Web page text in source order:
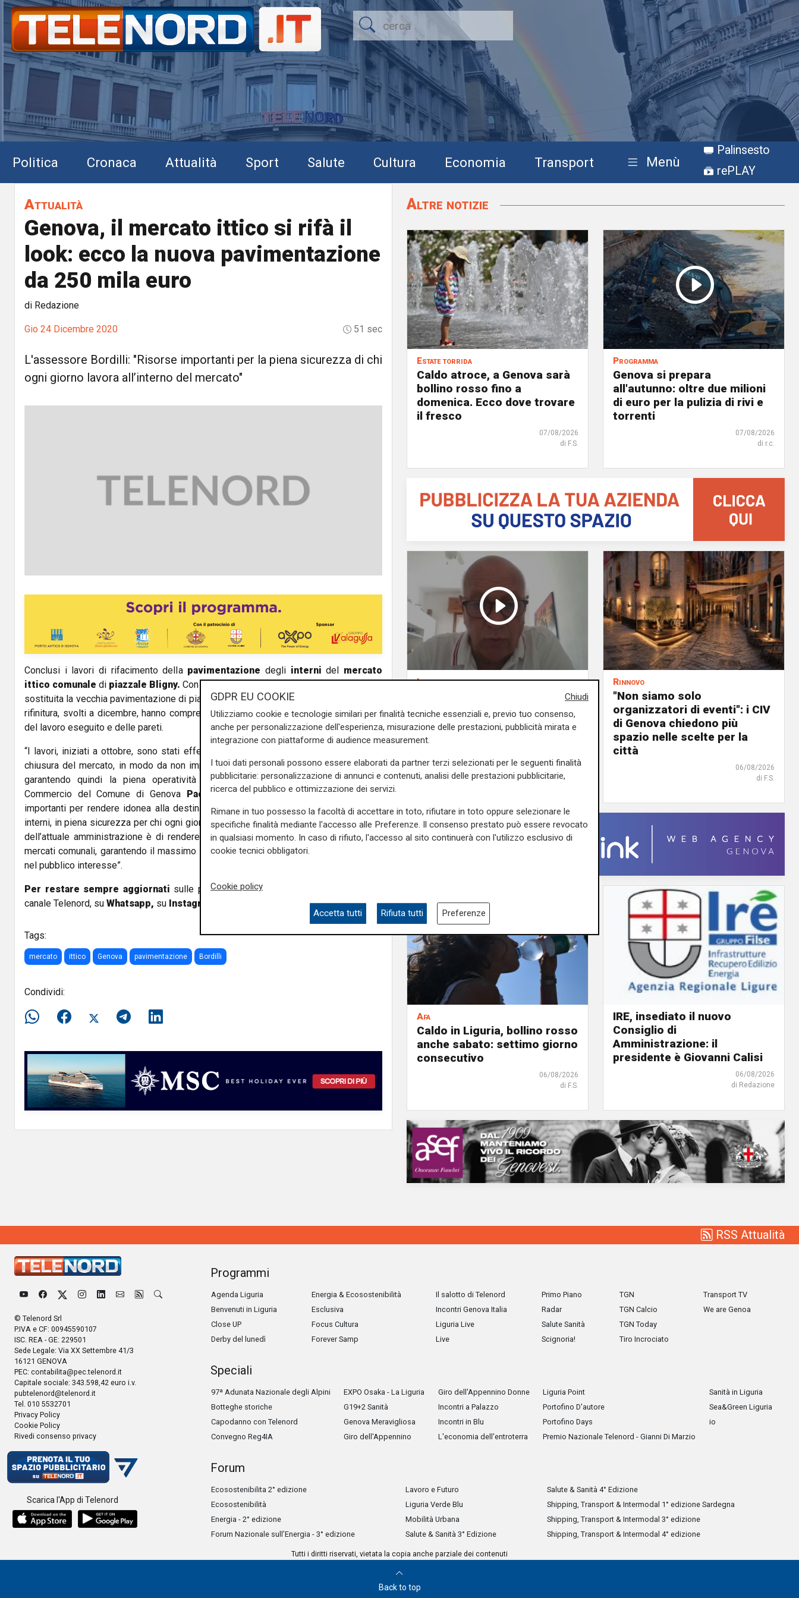
Politica Cronaca Attualità Sport Salute Cultura Economia Transport Menù
Palinsesto
rePLAY
Attualità
Genova, il mercato ittico si rifà il
look: ecco la nuova pavimentazione
da 250 mila euro
di Redazione
Gio 24 Dicembre 2020 51 sec
L'assessore Bordilli: "Risorse importanti per la piena sicurezza di chi
ogni giorno lavora all’interno del mercato"
Conclusi i lavori di rifacimento della pavimentazione degli interni del mercato
ittico comunale di piazzale Bligny. Con uninvestimento di 250 mila euro, è stata
sostituita la vecchia pavimentazione di piastrelle con una uniforme in resina. I lavori di
rifinitura, svolti a dicembre, hanno compreso anche la posa di paracolpi a protezione
del lavoro eseguito e delle pareti.
“I lavori, iniziati a ottobre, sono stati effettuati durante i fine settimana, nei giorni di
chiusura del mercato, in modo da non impattare sull’attività degli operatori presenti,
garantendo quindi la piena operatività della struttura – spiega l’assessore al
Commercio del Comune di Genova Paola Bordilli – abbiamo investito risorse
importanti per rendere idonea alla destinazione attuale la pavimentazione dei locali
interni, in piena sicurezza per chi ogni giorno lavora all’interno del mercato. L’impegno
dell’attuale amministrazione è di rendere sempre più efficienti tutte le strutture dei
mercati comunali, garantendo il massimo della fruibilità per gli operatori economici e
nel pubblico interesse”.
Per restare sempre aggiornati sulle principali notizie sulla Liguria seguiteci sul
canale Telenord, su Whatsapp, su Instagram Facebook.
Tags:
mercato ittico Genova pavimentazione Bordilli
Condividi:
Altre notizie
Estate torrida
Caldo atroce, a Genova sarà
bollino rosso fino a
domenica. Ecco dove trovare
il fresco
07/08/2026
di F.S.
Programma
Genova si prepara
all'autunno: oltre due milioni
di euro per la pulizia di rivi e
torrenti
07/08/2026
di r.c.
La posizione
subappalto Amt: la situazione
secondo il vicepresidente
Anav
Rinnovo
"Non siamo solo
organizzatori di eventi": i CIV
di Genova chiedono più
spazio nelle scelte per la
città
06/08/2026
di F.S.
Afa
Caldo in Liguria, bollino rosso
anche sabato: settimo giorno
consecutivo
06/08/2026
di F.S.
IRE, insediato il nuovo
Consiglio di
Amministrazione: il
presidente è Giovanni Calisi
06/08/2026
di Redazione
RSS Attualità
© Telenord Srl
P.IVA e CF: 00945590107
ISC. REA - GE: 229501
Sede Legale: Via XX Settembre 41/3
16121 GENOVA
PEC: contabilita@pec.telenord.it
Capitale sociale: 343.598,42 euro i.v.
pubtelenord@telenord.it
Tel. 010 5532701
Privacy Policy
Cookie Policy
Rivedi consenso privacy
Scarica l'App di Telenord
Programmi
Agenda Liguria
Benvenuti in Liguria
Close UP
Derby del lunedì
Energia & Ecosostenibilità
Esclusiva
Focus Cultura
Forever Samp
Il salotto di Telenord
Incontri Genova Italia
Liguria Live
Live
Primo Piano
Radar
Salute Sanità
Scignoria!
TGN
TGN Calcio
TGN Today
Tiro Incrociato
Transport TV
We are Genoa
Speciali
97ª Adunata Nazionale degli Alpini
Botteghe storiche
Capodanno con Telenord
Convegno Reg4IA
EXPO Osaka - La Liguria
G19+2 Sanità
Genova Meravigliosa
Giro dell'Appennino
Giro dell'Appennino Donne
Incontri a Palazzo
Incontri in Blu
L'economia dell'entroterra
Liguria Point
Portofino D'autore
Portofino Days
Premio Nazionale Telenord - Gianni Di Marzio
Sanità in Liguria
Sea&Green Liguria
io
Forum
Ecosostenibilita 2° edizione
Ecosostenibilità
Energia - 2° edizione
Forum Nazionale sull’Energia - 3° edizione
Lavoro e Futuro
Liguria Verde Blu
Mobilità Urbana
Salute & Sanità 3° Edizione
Salute & Sanità 4° Edizione
Shipping, Transport & Intermodal 1° edizione Sardegna
Shipping, Transport & Intermodal 3° edizione
Shipping, Transport & Intermodal 4° edizione
Tutti i diritti riservati, vietata la copia anche parziale dei contenuti
Back to top
Chiudi
GDPR EU COOKIE
Utilizziamo cookie e tecnologie similari per finalità tecniche essenziali e, previo tuo consenso,
anche per personalizzazione dell'esperienza, misurazione delle prestazioni, pubblicità mirata e
integrazione con piattaforme di audience measurement.
I tuoi dati personali possono essere elaborati da partner terzi selezionati per le seguenti finalità
pubblicitarie: personalizzazione di annunci e contenuti, analisi delle prestazioni pubblicitarie,
ricerca del pubblico e ottimizzazione dei servizi.
Rimane in tuo possesso la facoltà di accettare in toto, rifiutare in toto oppure selezionare le
specifiche finalità mediante l'accesso alle Preferenze. Il consenso prestato può essere revocato
in qualsiasi momento. In caso di rifiuto, l'accesso al sito continuerà con l'utilizzo esclusivo di
cookie tecnici obbligatori.
Cookie policy
Accetta tutti Rifiuta tutti Preferenze